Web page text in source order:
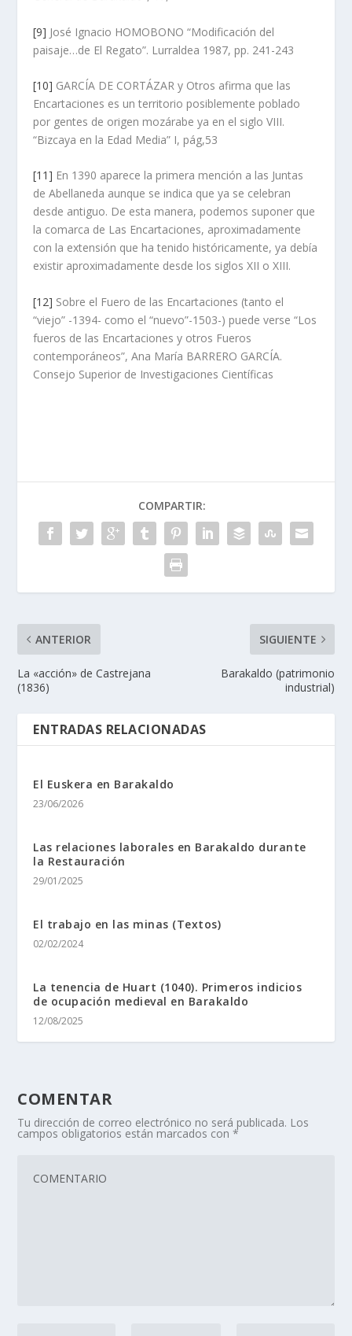
[9] José Ignacio HOMOBONO “Modificación del
paisaje…de El Regato”. Lurraldea 1987, pp. 241-243
[10] GARCÍA DE CORTÁZAR y Otros afirma que las
Encartaciones es un territorio posiblemente poblado
por gentes de origen mozárabe ya en el siglo VIII.
“Bizcaya en la Edad Media” I, pág,53
[11] En 1390 aparece la primera mención a las Juntas
de Abellaneda aunque se indica que ya se celebran
desde antiguo. De esta manera, podemos suponer que
la comarca de Las Encartaciones, aproximadamente
con la extensión que ha tenido históricamente, ya debía
existir aproximadamente desde los siglos XII o XIII.
[12] Sobre el Fuero de las Encartaciones (tanto el
“viejo” -1394- como el “nuevo”-1503-) puede verse “Los
fueros de las Encartaciones y otros Fueros
contemporáneos”, Ana María BARRERO GARCÍA.
Consejo Superior de Investigaciones Científicas
COMPARTIR:
ANTERIOR
La «acción» de Castrejana
(1836)
SIGUIENTE
Barakaldo (patrimonio
industrial)
ENTRADAS RELACIONADAS
El Euskera en Barakaldo
23/06/2026
Las relaciones laborales en Barakaldo durante
la Restauración
29/01/2025
El trabajo en las minas (Textos)
02/02/2024
La tenencia de Huart (1040). Primeros indicios
de ocupación medieval en Barakaldo
12/08/2025
COMENTAR
Tu dirección de correo electrónico no será publicada. Los
campos obligatorios están marcados con*